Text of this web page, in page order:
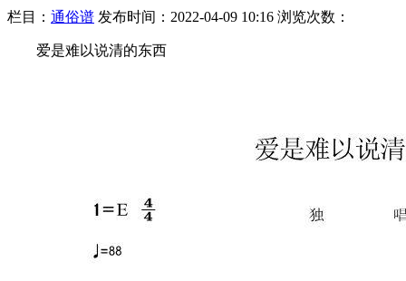
栏目： 通俗谱 发布时间：2022-04-09 10:16 浏览次数：
爱是难以说清的东西